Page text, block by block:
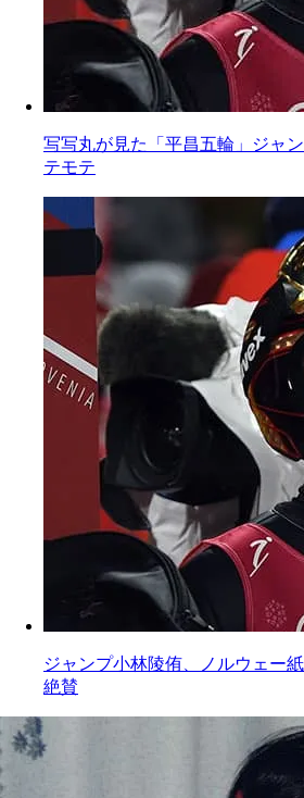
写写丸が見た「平昌五輪」ジャ
テモテ
ジャンプ小林陵侑、ノルウェー
絶賛